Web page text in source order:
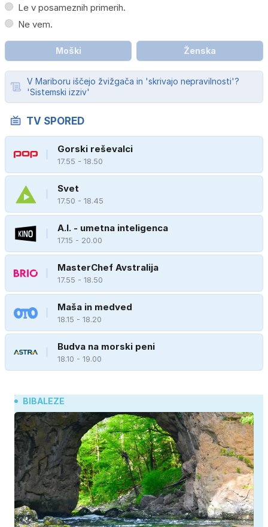
Le v posameznih primerih.
Ne vem.
Moški Ženska
V Mariboru iščejo žvižgača in 'skrivajo nepravilnosti'?
'Sistemski izziv'
TV SPORED
Gorski reševalci
17.55 - 18.50
Svet
17.50 - 18.45
A.I. - umetna inteligenca
17.15 - 20.00
MasterChef Avstralija
17.55 - 18.50
Maša in medved
18.15 - 18.20
Budva na morski peni
18.10 - 19.00
BIBALEZE